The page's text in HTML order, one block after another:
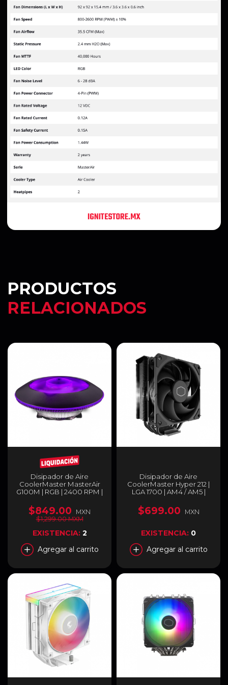
PRODUCTOS
RELACIONADOS
Disipador de Aire
CoolerMaster MasterAir
G100M | RGB | 2400 RPM |
AMD | Color Negro | MAM-
G1CN-924PC-R1
$849.00
MXN
$1,299.00 MXM
EXISTENCIA: 2
Agregar al carrito
Disipador de Aire
CoolerMaster Hyper 212 |
LGA 1700 | AM4 / AM5 |
dBA | Color Negro | RR-
S4KK-25SN-R1
$699.00 MXN
EXISTENCIA: 0
Agregar al carrito